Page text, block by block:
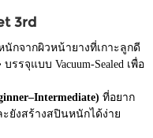
3rd
กจากผิวหน้ายางที่เกาะลูกดี
รจุแบบ Vacuum-Sealed เพื่อ
ที่อยาก
ยังสร้างสปินหนักได้ง่าย